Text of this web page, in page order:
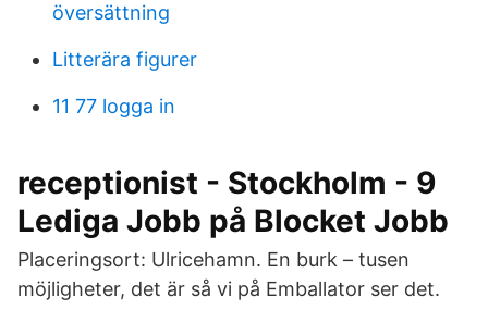
översättning
Litterära figurer
11 77 logga in
receptionist - Stockholm - 9
Lediga Jobb på Blocket Jobb
Placeringsort: Ulricehamn. En burk – tusen
möjligheter, det är så vi på Emballator ser det.